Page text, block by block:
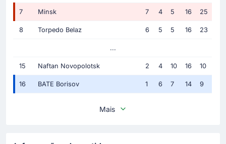
7 Minsk 7 4 5 16 25
8 Torpedo Belaz 6 5 5 16 23
...
15 Naftan Novopolotsk 2 4 10 16 10
16 BATE Borisov 1 6 7 14 9
Mais